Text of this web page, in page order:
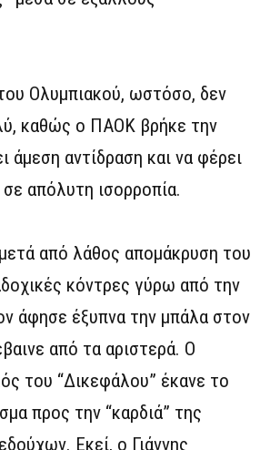
Ολυμπιακού, ωστόσο, δεν
καθώς ο ΠΑΟΚ βρήκε την
άμεση αντίδραση και να φέρει
απόλυτη ισορροπία.
από λάθος απομάκρυση του
κόντρες γύρω από την
άφησε έξυπνα την μπάλα στον
από τα αριστερά. Ο
του “Δικεφάλου” έκανε το
προς την “καρδιά” της
Εκεί, ο Γιάννης